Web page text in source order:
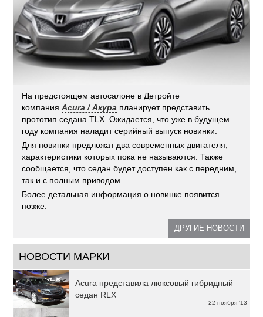
На предстоящем автосалоне в Детройте
компанияAcura / Акура планирует представить
прототип седана TLX. Ожидается, что уже в будущем
году компания наладит серийный выпуск новинки.
Для новинки предложат два современных двигателя,
характеристики которых пока не называются. Также
сообщается, что седан будет доступен как с передним,
так и с полным приводом.
Более детальная информация о новинке появится
позже.
ДРУГИЕ НОВОСТИ
НОВОСТИ МАРКИ
22 ноября '13
Acura представила люксовый гибридный
седан RLX